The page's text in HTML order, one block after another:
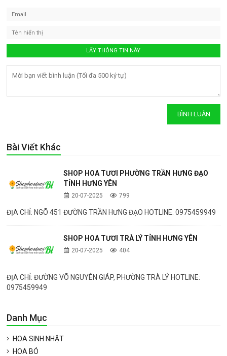
Bài Viết Khác
SHOP HOA TƯƠI PHƯỜNG TRẦN HƯNG ĐẠO
TỈNH HƯNG YÊN
20-07-2025 799
ĐỊA CHỈ: NGÕ 451 ĐƯỜNG TRẦN HƯNG ĐẠO HOTLINE: 0975459949
SHOP HOA TƯƠI TRÀ LÝ TỈNH HƯNG YÊN
20-07-2025 404
ĐỊA CHỈ: ĐƯỜNG VÕ NGUYÊN GIÁP, PHƯỜNG TRÀ LÝ HOTLINE:
0975459949
Danh Mục
HOA SINH NHẬT
HOA BÓ